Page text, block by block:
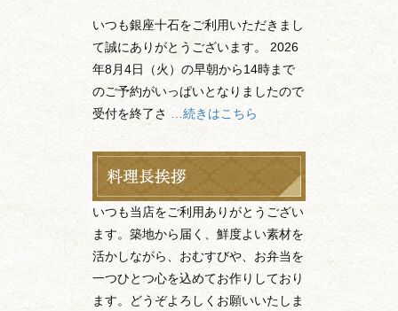
いつも銀座十石をご利用いただきまし
て誠にありがとうございます。 2026
年8月4日（火）の早朝から14時まで
のご予約がいっぱいとなりましたので
受付を終了さ
…続きはこちら
いつも当店をご利用ありがとうござい
ます。築地から届く、鮮度よい素材を
活かしながら、おむすびや、お弁当を
一つひとつ心を込めてお作りしており
ます。どうぞよろしくお願いいたしま